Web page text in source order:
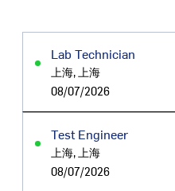
Lab Technician
上海, 上海
08/07/2026
Test Engineer
上海, 上海
08/07/2026